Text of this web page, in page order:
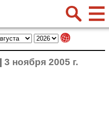
3 ноября 2005 г.